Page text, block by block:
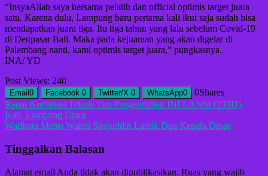
“InsyaAllah saya bersama pelatih dan official optimis target juara
satu. Karena dulu, Lampung baru pertama kali ikut saja sudah bisa
mendapatkan juara tiga. Itu tiga tahun yang lalu sebelum Covid-19
di Denpasar Bali. Maka pada kejuaraan yang akan digelar di
Palembang nanti, kami optimis target juara,” pungkasnya.
INA/ YD
Post Views: 240
Email 0 Facebook 0 Twitter/X 0 WhatsApp0 0Shares
Navigasi
pos
Rapat Kordinasi Teknis Tim Pengendalian INFLANSI (TPID),
Kab. Lampung Utara
Walikota Metro Wahdi Sirajuddin Lantik Dua Kepala Dinas
Tinggalkan Balasan
Alamat email Anda tidak akan dipublikasikan. Ruas yang wajib